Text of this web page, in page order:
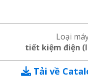
Loại
tiết kiệm điện
Tải về